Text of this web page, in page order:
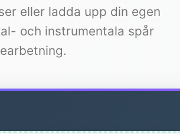
eller ladda upp din egen
och instrumentala spår